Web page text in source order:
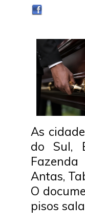
As
do Sul,
Antas,
O
pisos